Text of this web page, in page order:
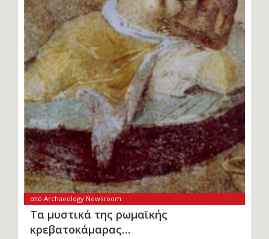
από Archaeology Newsroom
Τα μυστικά της ρωμαϊκής
κρεβατοκάμαρας…